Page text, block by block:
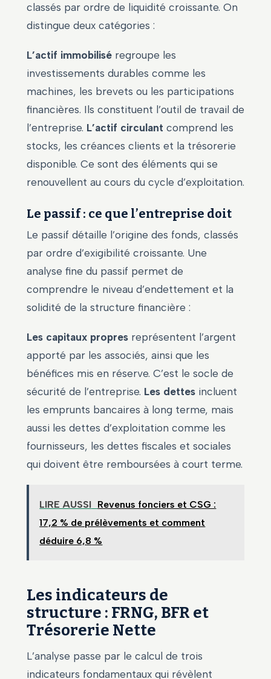
classés par ordre de liquidité croissante. On
distingue deux catégories :
L’actif immobilisé regroupe les
investissements durables comme les
machines, les brevets ou les participations
financières. Ils constituent l’outil de travail de
l’entreprise. L’actif circulant comprend les
stocks, les créances clients et la trésorerie
disponible. Ce sont des éléments qui se
renouvellent au cours du cycle d’exploitation.
Le passif : ce que l’entreprise doit
Le passif détaille l’origine des fonds, classés
par ordre d’exigibilité croissante. Une
analyse fine du passif permet de
comprendre le niveau d’endettement et la
solidité de la structure financière :
Les capitaux propres représentent l’argent
apporté par les associés, ainsi que les
bénéfices mis en réserve. C’est le socle de
sécurité de l’entreprise. Les dettes incluent
les emprunts bancaires à long terme, mais
aussi les dettes d’exploitation comme les
fournisseurs, les dettes fiscales et sociales
qui doivent être remboursées à court terme.
LIRE AUSSI Revenus fonciers et CSG :
17,2 % de prélèvements et comment
déduire 6,8 %
Les indicateurs de
structure : FRNG, BFR et
Trésorerie Nette
L’analyse passe par le calcul de trois
indicateurs fondamentaux qui révèlent